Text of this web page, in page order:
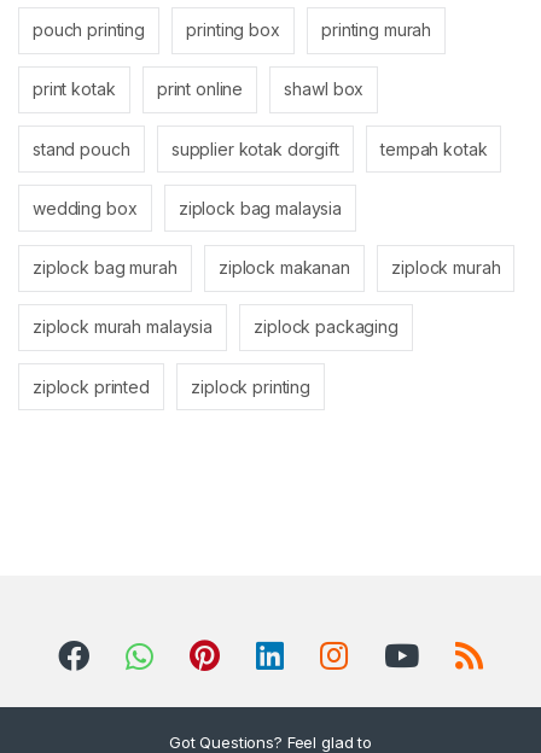
pouch printing printing box printing murah
print kotak print online shawl box
stand pouch supplier kotak dorgift tempah kotak
wedding box ziplock bag malaysia
ziplock bag murah ziplock makanan ziplock murah
ziplock murah malaysia ziplock packaging
ziplock printed ziplock printing
Got Questions? Feel glad to